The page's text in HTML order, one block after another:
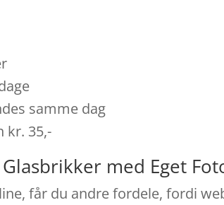
samme dag
kr. 35,-
med Eget
får du andre fordele, fordi